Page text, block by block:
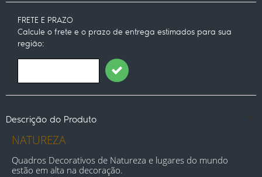
FRETE E PRAZO
Calcule o frete e o prazo de entrega estimados para sua
região:
Descrição do Produto
NATUREZA
Quadros Decorativos de Natureza e lugares do mundo
estão em alta na decoração.